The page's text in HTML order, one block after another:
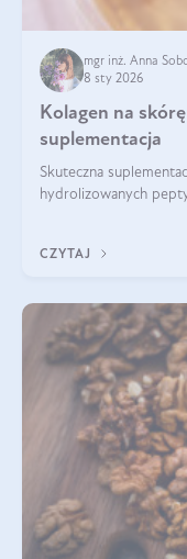
mgr inż. Anna
8 sty 2026
Kolagen na
suplementacja
Skuteczna
hydrolizowanych
CZYTAJ